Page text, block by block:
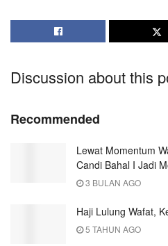
Discussion about this
Recommended
Lewat Momentum
Candi Bahal I Jadi
3 BULAN AGO
Haji Lulung Wafat,
5 TAHUN AGO